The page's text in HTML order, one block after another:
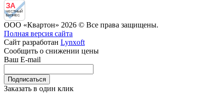
ЗА
ЧЕСТНЫЙ
БИЗНЕС
ООО «Квартон» 2026 © Все права защищены.
Полная версия сайта
Сайт разработан Lynxoft
Сообщить о снижении цены
Ваш E-mail
Заказать в один клик